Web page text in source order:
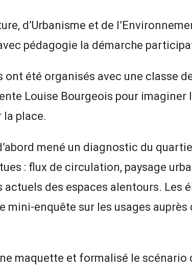
d’Urbanisme et de
pédagogie la démarche
ont été organisés avec une classe
Louise Bourgeois pour imaginer
la place.
mené un diagnostic du
: flux de circulation, paysage
actuels des espaces alentours. Les
mini-enquête sur les usages auprès
maquette et formalisé le scénario